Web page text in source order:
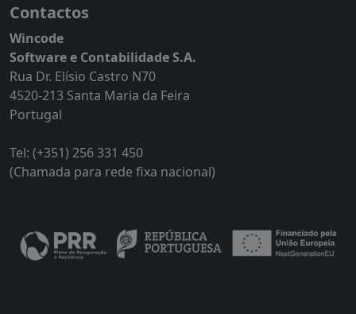
Contactos
Wincode
Software e Contabilidade S.A.
Rua Dr. Elísio Castro N70
4520-213 Santa Maria da Feira
Portugal
Tel: (+351) 256 331 450
(Chamada para rede fixa nacional)